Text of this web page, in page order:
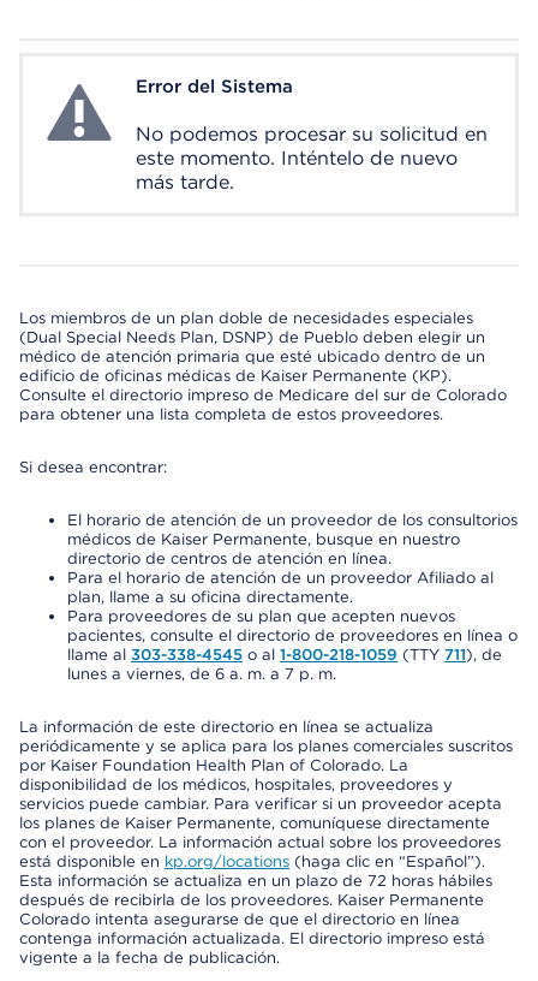
System ErrorError del Sistema
No podemos procesar su solicitud en
este momento. Inténtelo de nuevo
más tarde.
Los miembros de un plan doble de necesidades especiales
(Dual Special Needs Plan, DSNP) de Pueblo deben elegir un
médico de atención primaria que esté ubicado dentro de un
edificio de oficinas médicas de Kaiser Permanente (KP).
Consulte el directorio impreso de Medicare del sur de Colorado
para obtener una lista completa de estos proveedores.
Si desea encontrar:
El horario de atención de un proveedor de los consultorios
médicos de Kaiser Permanente, busque en nuestro
directorio de centros de atención en línea.
Para el horario de atención de un proveedor Afiliado al
plan, llame a su oficina directamente.
Para proveedores de su plan que acepten nuevos
pacientes, consulte el directorio de proveedores en línea o
llame al 303-338-4545 o al 1-800-218-1059 (TTY 711), de
lunes a viernes, de 6 a. m. a 7 p. m.
La información de este directorio en línea se actualiza
periódicamente y se aplica para los planes comerciales suscritos
por Kaiser Foundation Health Plan of Colorado. La
disponibilidad de los médicos, hospitales, proveedores y
servicios puede cambiar. Para verificar si un proveedor acepta
los planes de Kaiser Permanente, comuníquese directamente
con el proveedor. La información actual sobre los proveedores
está disponible en kp.org/locations (haga clic en “Español”).
Esta información se actualiza en un plazo de 72 horas hábiles
después de recibirla de los proveedores. Kaiser Permanente
Colorado intenta asegurarse de que el directorio en línea
contenga información actualizada. El directorio impreso está
vigente a la fecha de publicación.